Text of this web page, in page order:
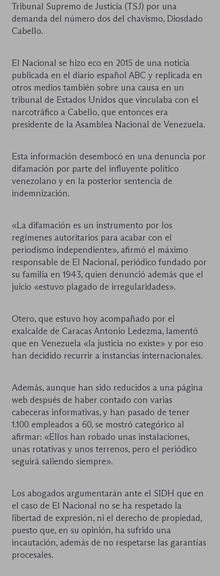
Tribunal Supremo de Justicia (TSJ) por una
demanda del número dos del chavismo, Diosdado
Cabello.
El Nacional se hizo eco en 2015 de una noticia
publicada en el diario español ABC y replicada en
otros medios también sobre una causa en un
tribunal de Estados Unidos que vinculaba con el
narcotráfico a Cabello, que entonces era
presidente de la Asamblea Nacional de Venezuela.
Esta información desembocó en una denuncia por
difamación por parte del influyente político
venezolano y en la posterior sentencia de
indemnización.
«La difamación es un instrumento por los
regímenes autoritarios para acabar con el
periodismo independiente», afirmó el máximo
responsable de El Nacional, periódico fundado por
su familia en 1943, quien denunció además que el
juicio «estuvo plagado de irregularidades».
Otero, que estuvo hoy acompañado por el
exalcalde de Caracas Antonio Ledezma, lamentó
que en Venezuela «la justicia no existe» y por eso
han decidido recurrir a instancias internacionales.
Además, aunque han sido reducidos a una página
web después de haber contado con varias
cabeceras informativas, y han pasado de tener
1.100 empleados a 60, se mostró categórico al
afirmar: «Ellos han robado unas instalaciones,
unas rotativas y unos terrenos, pero el periódico
seguirá saliendo siempre».
Los abogados argumentarán ante el SIDH que en
el caso de El Nacional no se ha respetado la
libertad de expresión, ni el derecho de propiedad,
puesto que, en su opinión, ha sufrido una
incautación, además de no respetarse las garantías
procesales.